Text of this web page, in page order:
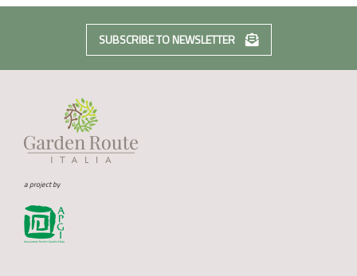
SUBSCRIBE TO NEWSLETTER
a project by